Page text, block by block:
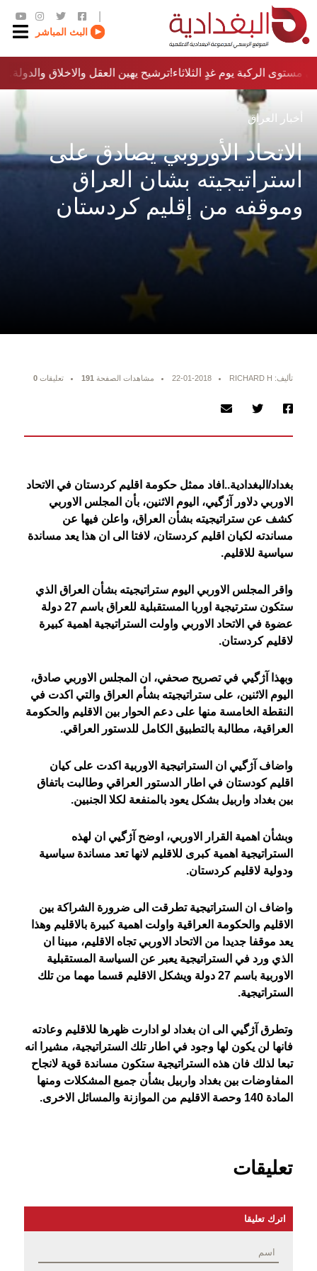
البث المباشر
ترشيح يهين العقل والاخلاق والدولة…؟!مستوى الركبة يوم غدٍ الثلاثاء
أخبار العراق
الاتحاد الأوروبي يصادق على
استراتيجيته بشان العراق
وموقفه من إقليم كردستان
تأليف: RICHARD H 22-01-2018 مشاهدات الصفحة 191 تعليقات 0
بغداد/البغدادية..افاد ممثل حكومة اقليم كردستان في الاتحاد
الاوربي دلاور آژگيي، اليوم الاثنين، بأن المجلس الاوربي
كشف عن ستراتيجيته بشأن العراق، واعلن فيها عن
مساندته لكيان اقليم كردستان، لافتا الى ان هذا يعد مساندة
سياسية للاقليم.
واقر المجلس الاوربي اليوم ستراتيجيته بشأن العراق الذي
ستكون سترتيجية اوربا المستقبلية للعراق باسم 27 دولة
عضوة في الاتحاد الاوربي واولت الستراتيجية اهمية كبيرة
لاقليم كردستان.
وبهذا آژگيي في تصريح صحفي، ان المجلس الاوربي صادق،
اليوم الاثنين، على ستراتيجيته بشأم العراق والتي اكدت في
النقطة الخامسة منها على دعم الحوار بين الاقليم والحكومة
العراقية، مطالبة بالتطبيق الكامل للدستور العراقي.
واضاف آژگيي ان الستراتيجية الاوربية اكدت على كيان
اقليم كودستان في اطار الدستور العراقي وطالبت باتفاق
بين بغداد واربيل بشكل يعود بالمنفعة لكلا الجنبين.
وبشأن اهمية القرار الاوربي، اوضح آژگيي ان لهذه
الستراتيجية اهمية كبرى للاقليم لانها تعد مساندة سياسية
ودولية لاقليم كردستان.
واضاف ان الستراتيجية تطرقت الى ضرورة الشراكة بين
الاقليم والحكومة العراقية واولت اهمية كبيرة بالاقليم وهذا
يعد موقفا جديدا من الاتحاد الاوربي تجاه الاقليم، مبينا ان
الذي ورد في الستراتيجية يعبر عن السياسة المستقبلية
الاوربية باسم 27 دولة ويشكل الاقليم قسما مهما من تلك
الستراتيجية.
وتطرق آژگيي الى ان بغداد لو ادارت ظهرها للاقليم وعادته
فانها لن يكون لها وجود في اطار تلك الستراتيجية، مشيرا انه
تبعا لذلك فان هذه الستراتيجية ستكون مساندة قوية لانجاح
المفاوضات بين بغداد واربيل بشأن جميع المشكلات ومنها
المادة 140 وحصة الاقليم من الموازنة والمسائل الاخرى.
تعليقات
اترك تعليقا